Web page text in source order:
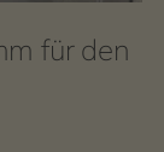
für den